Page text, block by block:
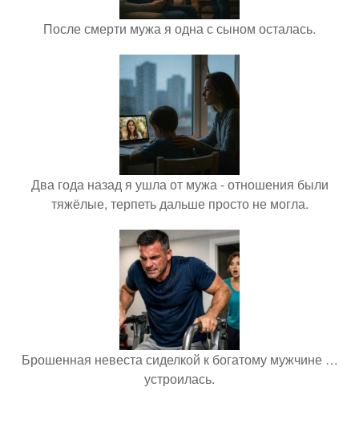
После смерти мужа я одна с сыном осталась.
Два года назад я ушла от мужа - отношения были
тяжёлые, терпеть дальше просто не могла.
Брошенная невеста сиделкой к богатому мужчине …
устроилась.